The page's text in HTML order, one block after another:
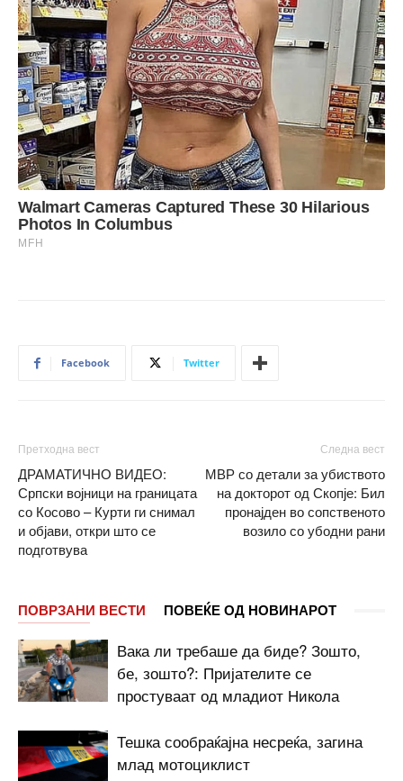
Facebook Twitter
Претходна вест
ДРАМАТИЧНО ВИДЕО:
Српски војници на границата
со Косово – Курти ги снимал
и објави, откри што се
подготвува
Следна вест
МВР со детали за убиството
на докторот од Скопје: Бил
пронајден во сопственото
возило со убодни рани
ПОВРЗАНИ ВЕСТИ ПОВЕЌЕ ОД НОВИНАРОТ
Вака ли требаше да биде? Зошто,
бе, зошто?: Пријателите се
простуваат од младиот Никола
Тешка сообраќајна несреќа, загина
млад мотоциклист